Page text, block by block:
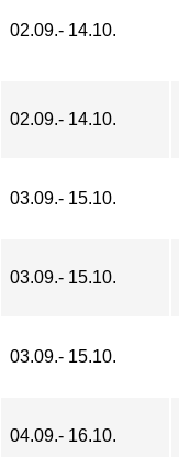
02.09.- 14.10.
02.09.- 14.10.
03.09.- 15.10.
03.09.- 15.10.
03.09.- 15.10.
04.09.- 16.10.